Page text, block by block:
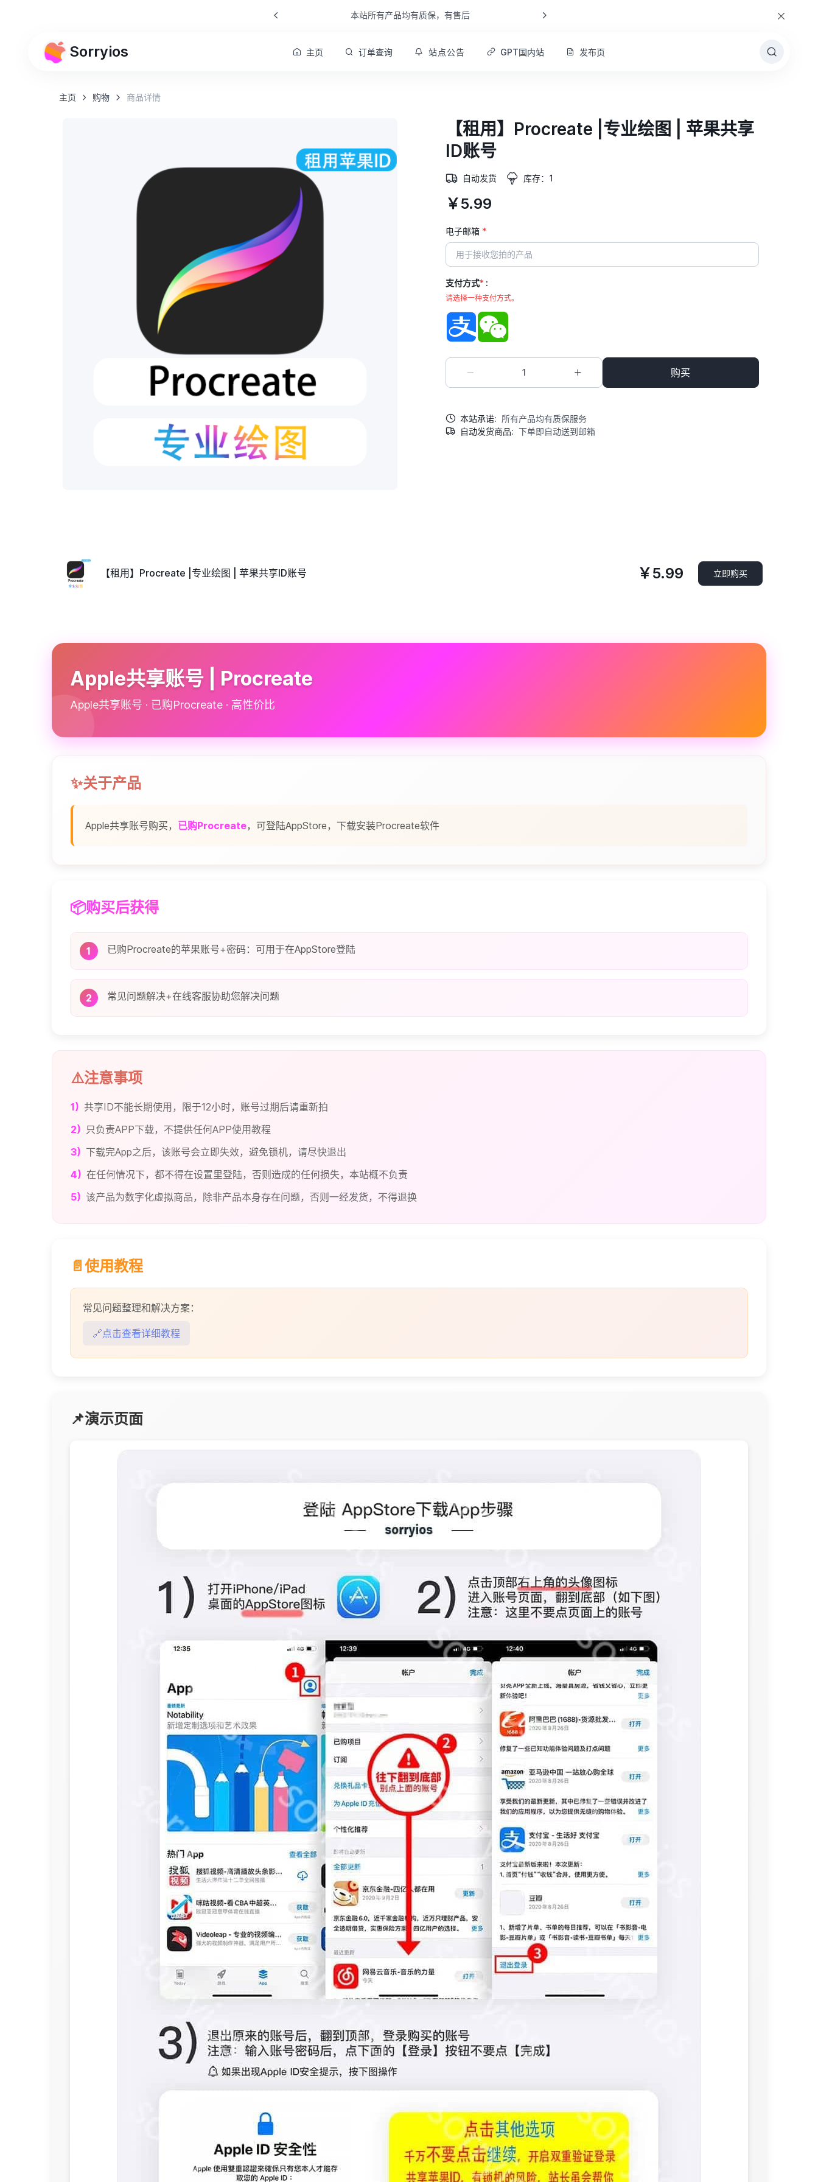
本站所有产品均有质保，有售后
Sorryios 主页 订单查询 站点公告 GPT国内站 发布页
主页 购物 商品详情
【租用】Procreate |专业绘图 | 苹果共享
ID账号
自动发货 库存：1
￥5.99
电子邮箱 *
支付方式* :
请选择一种支付方式。
支付宝 微信
购买
本站承诺: 所有产品均有质保服务
自动发货商品: 下单即自动送到邮箱
【租用】Procreate |专业绘图 | 苹果共享ID账号 ￥5.99 立即购买
商品描述 商品提示
Apple共享账号 | Procreate
Apple共享账号 · 已购Procreate · 高性价比
✨关于产品
Apple共享账号购买， 已购Procreate，可登陆AppStore，下载安装Procreate软件
📦购买后获得
1 已购Procreate的苹果账号+密码：可用于在AppStore登陆
2 常见问题解决+在线客服协助您解决问题
⚠️注意事项
1) 共享ID不能长期使用，限于12小时，账号过期后请重新拍
2) 只负责APP下载，不提供任何APP使用教程
3) 下载完App之后，该账号会立即失效，避免锁机，请尽快退出
4) 在任何情况下，都不得在设置里登陆，否则造成的任何损失，本站概不负责
5) 该产品为数字化虚拟商品，除非产品本身存在问题，否则一经发货，不得退换
📄使用教程
常见问题整理和解决方案：
🔗点击查看详细教程
📌演示页面